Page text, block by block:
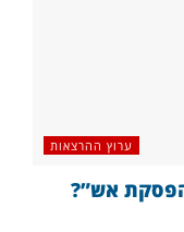
ערוץ ההרצאות
אש”?